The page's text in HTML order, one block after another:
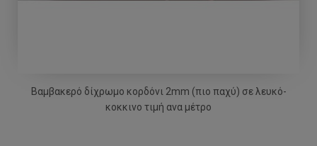
Bαμβακερό δίχρωμο κορδόνι 2mm (πιο παχύ) σε λευκό-
κοκκινο τιμή ανα μέτρο